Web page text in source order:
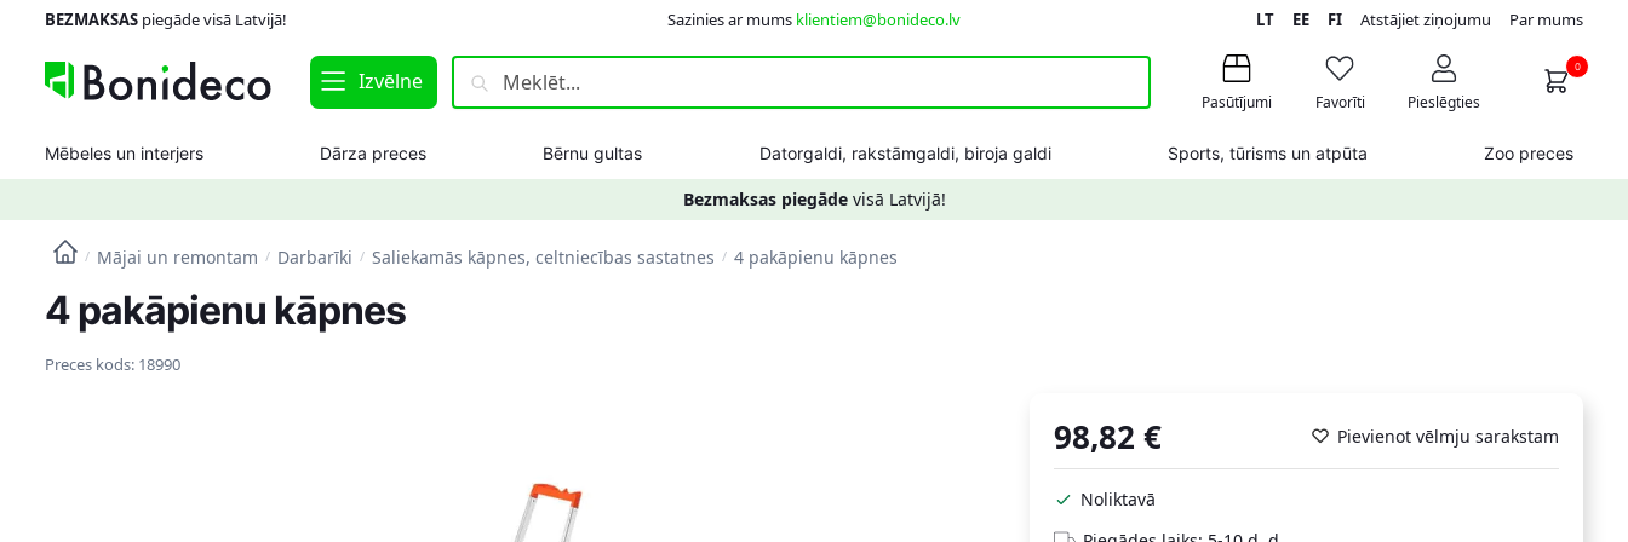
navigation
content
BEZMAKSASpiegāde visā Latvijā! Sazinies ar mums klientiem@bonideco.lv LT EE FIAtstājiet ziņojumu Par mums
Izvēlne
Meklēt:
Pasūtījumi Favorīti Pieslēgties
0
Mēbeles un interjers Dārza preces Bērnu gultas Datorgaldi, rakstāmgaldi, biroja galdi Sports, tūrisms un atpūta Zoo preces
Bezmaksas piegādevisā Latvijā!
/ Mājai un remontam / Darbarīki / Saliekamās kāpnes, celtniecības sastatnes / 4 pakāpienu kāpnes
4 pakāpienu kāpnes
Preces kods: 18990
98,82 € Pievienot vēlmju sarakstam
Noliktavā